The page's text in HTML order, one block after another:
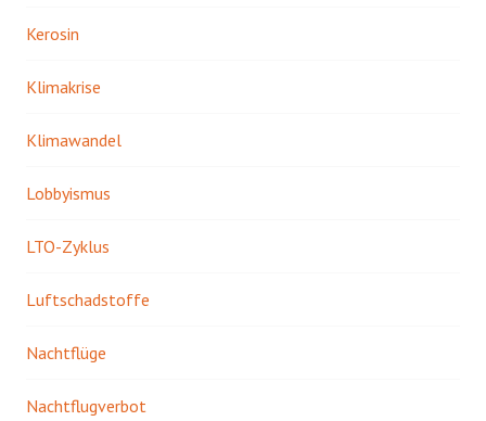
Kerosin
Klimakrise
Klimawandel
Lobbyismus
LTO-Zyklus
Luftschadstoffe
Nachtflüge
Nachtflugverbot